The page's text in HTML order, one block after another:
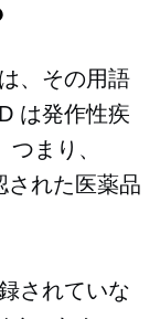
、その用語
は発作性疾
まり、
された医薬品
されていな